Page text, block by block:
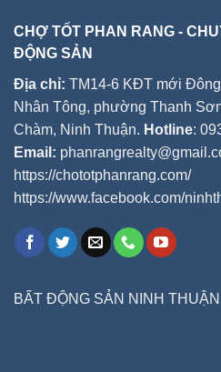
CHỢ TỐT PHAN RANG -
ĐỘNG SẢN
Địa chỉ: TM14-6 KĐT mới
Nhân Tông, phường Thanh
Chàm, Ninh Thuận. Hotline:
Email:
https://chototphanrang.com/
https://www.facebook.com/
BẤT ĐỘNG SẢN NINH THUẬN